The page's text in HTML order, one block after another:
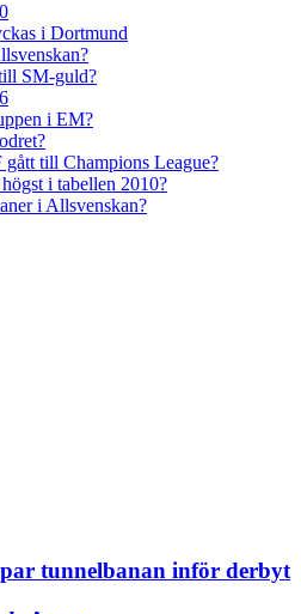
i Dortmund
SM-guld?
i EM?
till Champions League?
i tabellen 2010?
i Allsvenskan?
tunnelbanan inför derbyt